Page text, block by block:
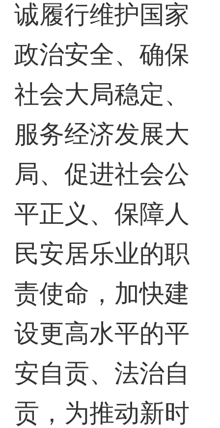
诚履行维护国家
政治安全、确保
社会大局稳定、
服务经济发展大
局、促进社会公
平正义、保障人
民安居乐业的职
责使命，加快建
设更高水平的平
安自贡、法治自
贡，为推动新时